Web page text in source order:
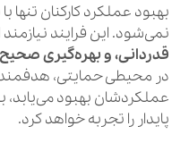
بهبود عملکرد کارکنان
نمی‌شود. این فرایند نیازمند
قدردانی، و بهره‌گیری
در محیطی حمایتی، هدفمند
عملکردشان بهبود
پایدار را تجربه خواهد کرد.